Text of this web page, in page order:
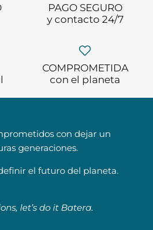
PAGO SEGURO
y contacto 24/7
COMPROMETIDA
con el planeta
con dejar un
generaciones.
el futuro del planeta.
let’s do it Batera.